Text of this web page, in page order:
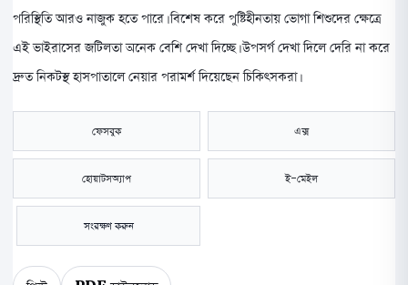
পরিস্থিতি আরও নাজুক হতে পারে। বিশেষ করে পুষ্টিহীনতায় ভোগা শিশুদের ক্ষেত্রে
এই ভাইরাসের জটিলতা অনেক বেশি দেখা দিচ্ছে। উপসর্গ দেখা দিলে দেরি না করে
দ্রুত নিকটস্থ হাসপাতালে নেয়ার পরামর্শ দিয়েছেন চিকিৎসকরা।
ফেসবুক এক্স
হোয়াটসঅ্যাপ ই-মেইল
সংরক্ষণ করুন